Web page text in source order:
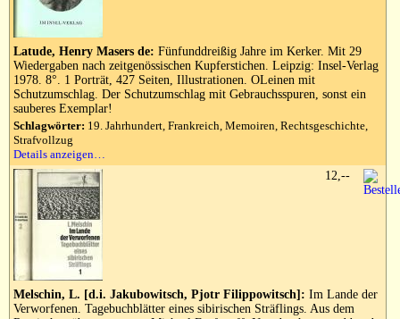
Latude, Henry Masers de: Fünfunddreißig Jahre im Kerker. Mit 29
Wiedergaben nach zeitgenössischen Kupferstichen. Leipzig: Insel-Verlag
1978. 8°. 1 Porträt, 427 Seiten, Illustrationen. OLeinen mit
Schutzumschlag. Der Schutzumschlag mit Gebrauchsspuren, sonst ein
sauberes Exemplar!
Schlagwörter: 19. Jahrhundert, Frankreich, Memoiren, Rechtsgeschichte,
Strafvollzug
Details anzeigen…
Melschin, L. [d.i. Jakubowitsch, Pjotr Filippowitsch]: Im Lande der
Verworfenen. Tagebuchblätter eines sibirischen Sträflings. Aus dem
12,--